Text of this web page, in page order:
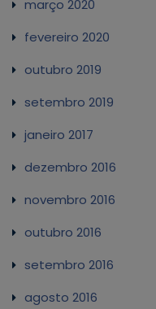
março 2020
fevereiro 2020
outubro 2019
setembro 2019
janeiro 2017
dezembro 2016
novembro 2016
outubro 2016
setembro 2016
agosto 2016